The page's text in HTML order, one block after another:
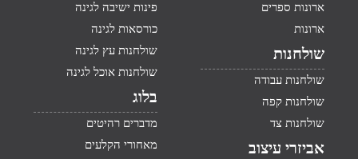
ארונות ספרים
ארונות
שולחנות
שולחנות עבודה
שולחנות קפה
שולחנות צד
אביזרי עיצוב
פינות ישיבה לגינה
כורסאות לגינה
שולחנות עץ לגינה
שולחנות אוכל לגינה
בלוג
מדברים רהיטים
מאחורי הקלעים